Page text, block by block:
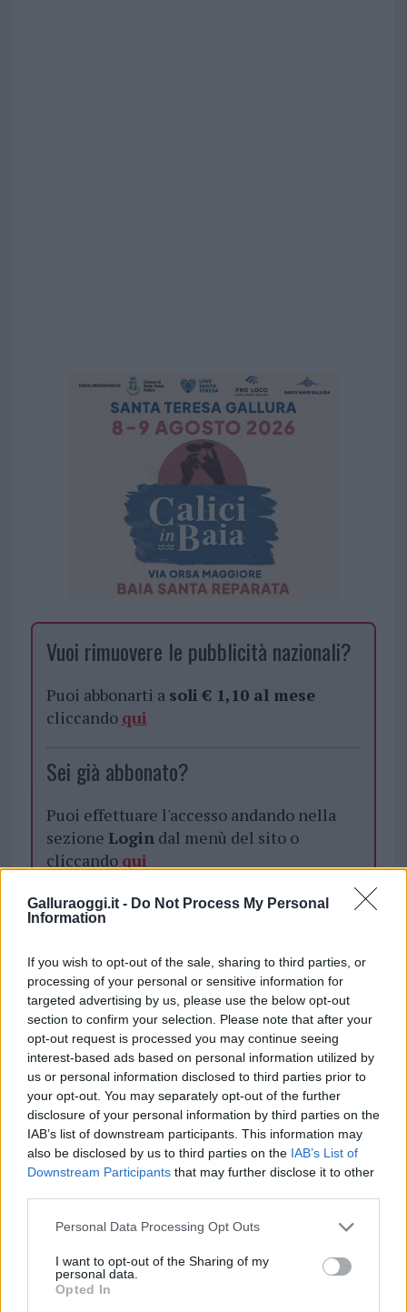
Galluraoggi.it - Do Not Process My Personal
Information
If you wish to opt-out of the sale, sharing to third parties, or
processing of your personal or sensitive information for
targeted advertising by us, please use the below opt-out
section to confirm your selection. Please note that after your
opt-out request is processed you may continue seeing
interest-based ads based on personal information utilized by
us or personal information disclosed to third parties prior to
your opt-out. You may separately opt-out of the further
disclosure of your personal information by third parties on the
IAB’s list of downstream participants. This information may
also be disclosed by us to third parties on the IAB’s List of
Downstream Participants that may further disclose it to other
Please note that this website/app uses one or more Google
not limited to your visit or usage behaviour. You may click to
grant or deny consent to Google and its third-party tags to
use your data for below specified purposes in below Google
Personal Data Processing Opt Outs
I want to opt-out of the Sharing of my
personal data.
Opted In
Vuoi rimuovere le pubblicità nazionali?
Puoi abbonarti a soli € 1,10 al mese
cliccando qui
Sei già abbonato?
Puoi effettuare l'accesso andando nella
sezione Logindal menù del sito o
cliccando qui
TEMI: Controlli Coronavirus
Inviaci le tue segnalazioni,
i tuoi video e le tue foto
Su WhatsApp al numero +39
345 356 7512
Notizie in tempo reale?
Entra nel canale telegram di
GalluraOggi.it
Ricevi le nostre ultime news